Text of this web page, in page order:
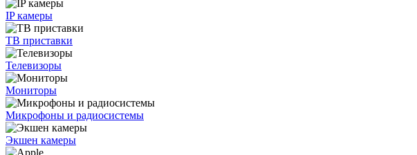
IP камеры
ТВ приставки
Телевизоры
Мониторы
Микрофоны и радиосистемы
Экшен камеры